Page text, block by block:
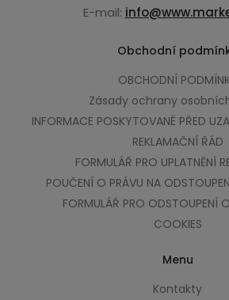
E-mail:
Obchodní
OBCHODNÍ
Zásady ochrany
INFORMACE POSKYTOVANÉ PŘED
REKLAMAČNÍ ŘÁD
FORMULÁŘ PRO UPLATNĚNÍ
POUČENÍ O PRÁVU NA
FORMULÁŘ PRO ODSTOUPENÍ
COOKIES
Menu
Kontakty